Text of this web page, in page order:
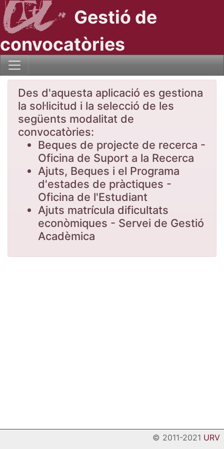
Gestió de
convocatòries
Des d'aquesta aplicació es gestiona
la sol·licitud i la selecció de les
següents modalitat de
convocatòries:
Beques de projecte de recerca -
Oficina de Suport a la Recerca
Ajuts, Beques i el Programa
d'estades de pràctiques -
Oficina de l'Estudiant
Ajuts matrícula dificultats
econòmiques - Servei de Gestió
Acadèmica
© 2011-2021 URV